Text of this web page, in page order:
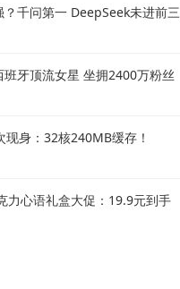
千问第一 DeepSeek未进前三
牙顶流女星 坐拥2400万粉丝
身：32核240MB缓存！
力心语礼盒大促：19.9元到手